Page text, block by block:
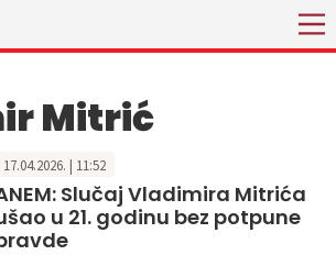
Mitrić
17.04.2026. | 11:52
Slučaj Vladimira Mitrića
u 21. godinu bez potpune